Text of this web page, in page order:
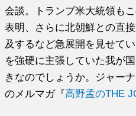
会談。トランプ米大統領も
表明、さらに北朝鮮との直
及するなど急展開を見せて
を強硬に主張していた我が
きなのでしょうか。ジャー
のメルマガ『高野孟のTHE